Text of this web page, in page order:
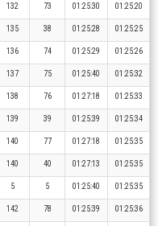
132 73 01:25:30 01:25:20
135 38 01:25:28 01:25:25
136 74 01:25:29 01:25:26
137 75 01:25:40 01:25:32
138 76 01:27:18 01:25:33
139 39 01:25:39 01:25:34
140 77 01:27:18 01:25:35
140 40 01:27:13 01:25:35
5 5 01:25:40 01:25:35
142 78 01:25:39 01:25:36